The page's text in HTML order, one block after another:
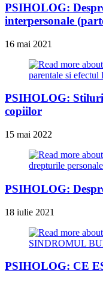
PSIHOLOG:
interpersonale
16 mai 2021
PSIHOLOG:
copiilor
15 mai 2022
PSIHOLOG:
18 iulie 2021
PSIHOLOG: CE